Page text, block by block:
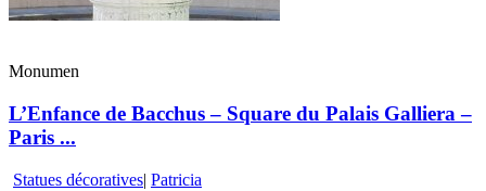
Monumen
L’Enfance de Bacchus – Square du Palais Galliera –
Paris ...
Statues décoratives| Patricia